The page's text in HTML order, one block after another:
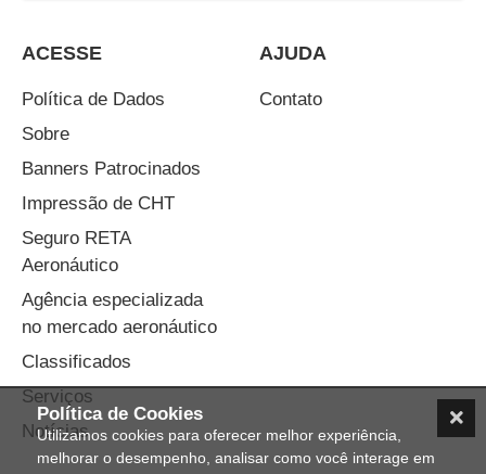
ACESSE
Política de Dados
Sobre
Banners Patrocinados
Impressão de CHT
Seguro RETA
Aeronáutico
Agência especializada
no mercado aeronáutico
Classificados
Serviços
Notícias
AJUDA
Contato
Política de Cookies
Utilizamos cookies para oferecer melhor experiência,
melhorar o desempenho, analisar como você interage em